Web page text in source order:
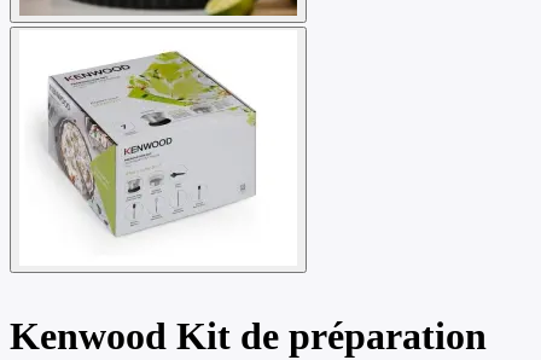
Kenwood Kit de préparation